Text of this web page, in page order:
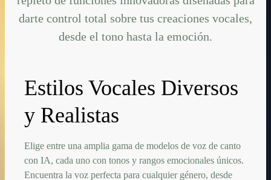
darte control total sobre tus creaciones vocales,
desde el tono hasta la emoción.
Estilos Vocales Diversos
y Realistas
Elige entre una amplia gama de modelos de voz de canto
con IA, cada uno con tonos y rangos emocionales únicos.
Encuentra la voz perfecta para cualquier género, desde